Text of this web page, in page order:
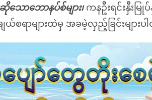
သောဘောနပ်စ်များ၊ကနဦးရင်းနှီး
ယ်စရာများထဲမှ အခမဲ့လှည့်ခြင်းများ